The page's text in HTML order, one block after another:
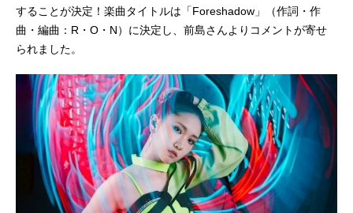
することが決定！楽曲タイトルは「Foreshadow」（作詞・作
曲・編曲：R・O・N）に決定し、前島さんよりコメントが寄せ
られました。